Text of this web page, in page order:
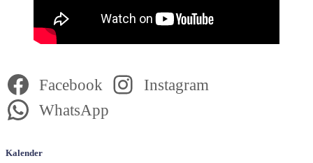
Facebook
Instagram
WhatsApp
Kalender